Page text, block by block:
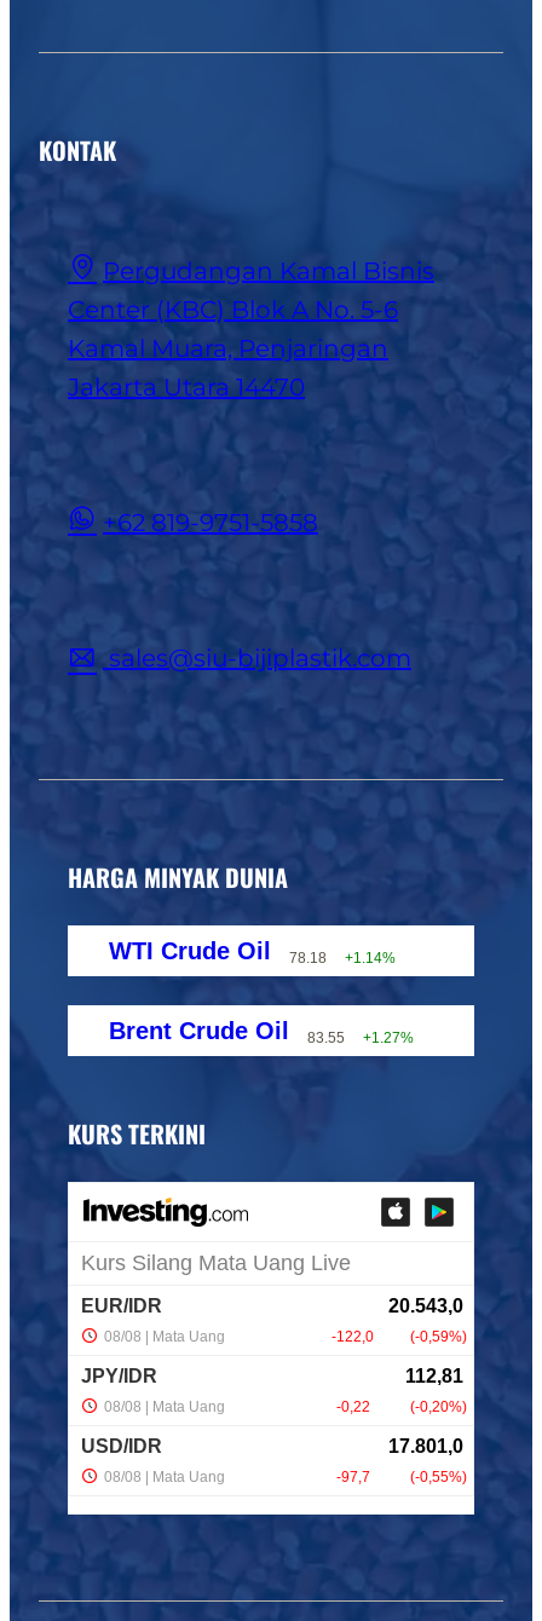
KONTAK
Pergudangan Kamal Bisnis
Center (KBC) Blok A No. 5-6
Kamal Muara, Penjaringan
Jakarta Utara 14470
+62 819-9751-5858
sales@siu-bijiplastik.com
HARGA MINYAK DUNIA
WTI Crude Oil 78.18 +1.14%
Brent Crude Oil 83.55 +1.27%
KURS TERKINI